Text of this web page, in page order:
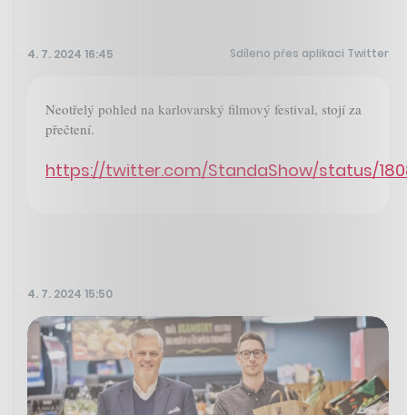
4. 7. 2024 16:45 Sdíleno přes aplikaci Twitter
Neotřelý pohled na karlovarský filmový festival, stojí za
přečtení.
https://twitter.com/StandaShow/status/
4. 7. 2024 15:50